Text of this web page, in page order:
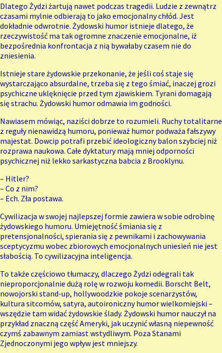
Dlatego Żydzi żartują nawet podczas tragedii. Ludzie z zewnątrz
czasami mylnie odbierają to jako emocjonalny chłód. Jest
dokładnie odwrotnie. Żydowski humor istnieje dlatego, że
rzeczywistość ma tak ogromne znaczenie emocjonalne, iż
bezpośrednia konfrontacja z nią bywałaby czasem nie do
zniesienia.
Istnieje stare żydowskie przekonanie, że jeśli coś staje się
wystarczająco absurdalne, trzeba się z tego śmiać, inaczej grozi
psychiczne uklęknięcie przed tym zjawiskiem. Tyrani domagają
się strachu. Żydowski humor odmawia im godności.
Nawiasem mówiąc, naziści dobrze to rozumieli. Ruchy totalitarne
z reguły nienawidzą humoru, ponieważ humor podważa fałszywy
majestat. Dowcip potrafi przebić ideologiczny balon szybciej niż
rozprawa naukowa. Całe dyktatury mają mniej odporności
psychicznej niż lekko sarkastyczna babcia z Brooklynu.
– Hitler?
– Co z nim?
– Ech. Zła postawa.
Cywilizacja w swojej najlepszej formie zawiera w sobie odrobinę
żydowskiego humoru. Umiejętność śmiania się z
pretensjonalności, spierania się z pewnikami i zachowywania
sceptycyzmu wobec zbiorowych emocjonalnych uniesień nie jest
słabością. To cywilizacyjna inteligencja.
To także częściowo tłumaczy, dlaczego Żydzi odegrali tak
nieproporcjonalnie dużą rolę w rozwoju komedii. Borscht Belt,
nowojorski stand-up, hollywoodzkie pokoje scenarzystów,
kultura sitcomów, satyra, autoironiczny humor wielkomiejski –
wszędzie tam widać żydowskie ślady. Żydowski humor nauczył na
przykład znaczną część Ameryki, jak uczynić własną niepewność
czymś zabawnym zamiast wstydliwym. Poza Stanami
Zjednoczonymi jego wpływ jest mniejszy.